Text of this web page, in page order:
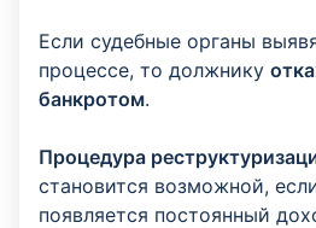
Если судебные органы
процессе, то должнику
банкротом.
Процедура
становится возможной,
появляется постоянный